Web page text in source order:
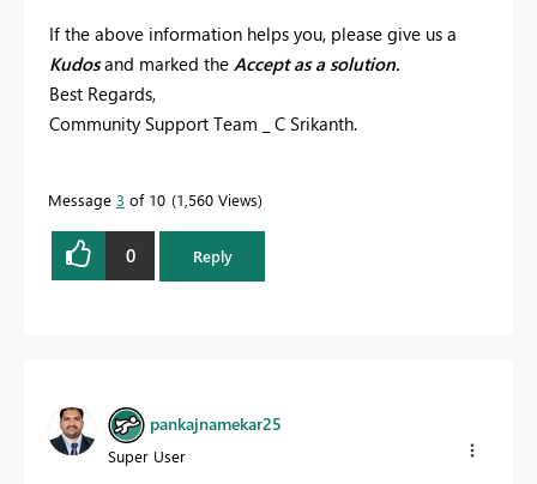
If the above information helps you, please give us a
Kudos and marked the Accept as a solution.
Best Regards,
Community Support Team _ C Srikanth.
Message 3 of 10 1,560 Views
0 Reply
pankajnamekar25
Super User